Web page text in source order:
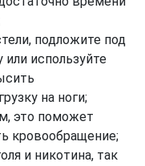
подложите под
используйте
на ноги;
это поможет
кровообращение;
и никотина, так